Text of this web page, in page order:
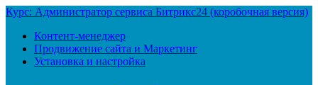
Курс: Администратор сервиса Битрикс24 (коробочная версия)
Контент-менеджер
Продвижение сайта и Маркетинг
Установка и настройка